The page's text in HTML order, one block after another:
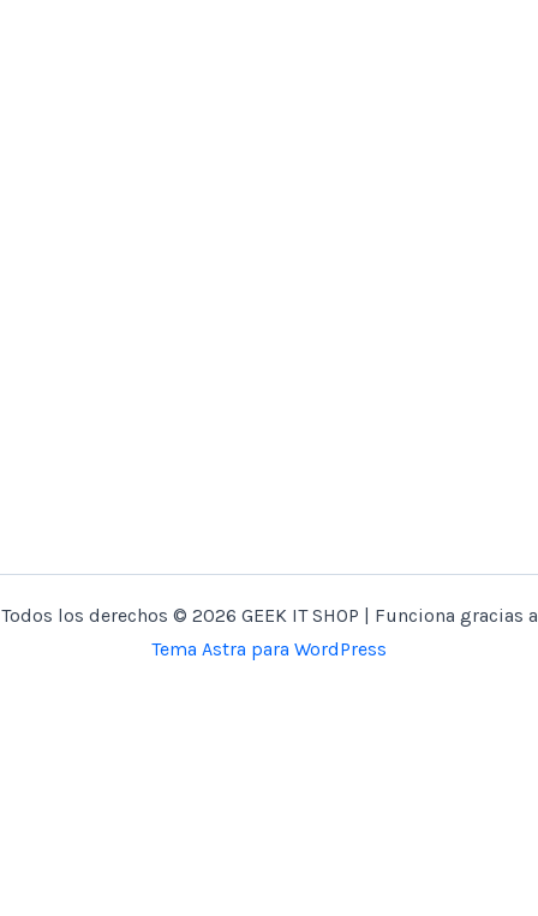
Todos los derechos © 2026 GEEK IT SHOP | Funciona gracias a
Tema Astra para WordPress